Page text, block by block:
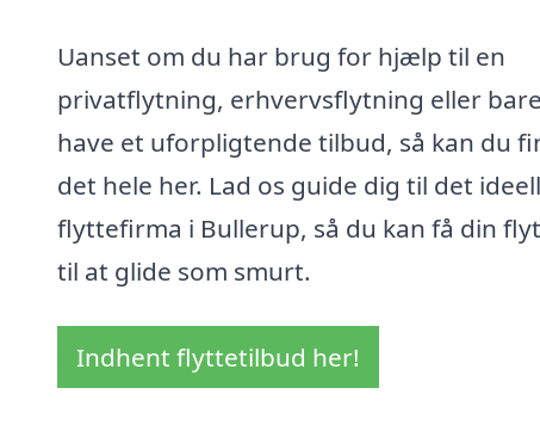
Uanset om du har brug for hjælp til en
privatflytning, erhvervsflytning eller
have et uforpligtende tilbud, så kan du
det hele her. Lad os guide dig til det
flyttefirma i Bullerup, så du kan få din
til at glide som smurt.
Indhent flyttetilbud her!